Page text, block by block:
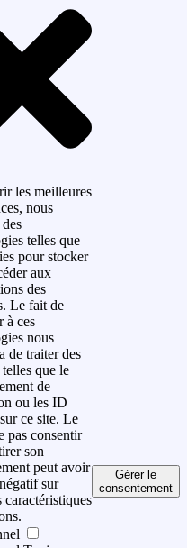
les meilleures
nous
telles que
pour stocker
aux
des
Le fait de
à ces
nous
de traiter des
que le
de
ou les ID
ce site. Le
pas consentir
son
peut avoir
sur
caractéristiques
Gérer le
consentement